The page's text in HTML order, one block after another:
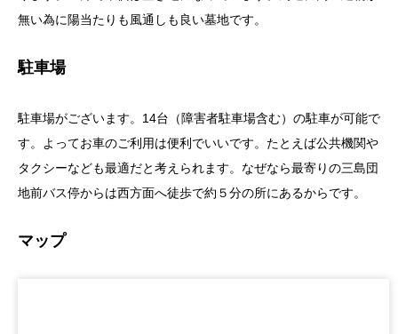
無い為に陽当たりも風通しも良い墓地です。
駐車場
駐車場がございます。14台（障害者駐車場含む）の駐車が可能で
す。よってお車のご利用は便利でいいです。たとえば公共機関や
タクシーなども最適だと考えられます。なぜなら最寄りの三島団
地前バス停からは西方面へ徒歩で約５分の所にあるからです。
マップ